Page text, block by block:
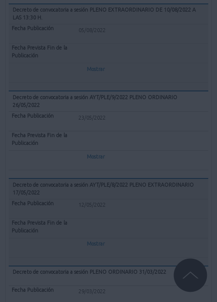
Decreto de convocatoria a sesión PLENO EXTRAORDINARIO DE 10/08/2022 A
LAS 13:30 H.
05/08/2022
Mostrar
Decreto de convocatoria a sesión AYT/PLE/9/2022 PLENO ORDINARIO
26/05/2022
23/05/2022
Mostrar
Decreto de convocatoria a sesión AYT/PLE/8/2022 PLENO EXTRAORDINARIO
17/05/2022
12/05/2022
Mostrar
Decreto de convocatoria a sesión PLENO ORDINARIO 31/03/2022
29/03/2022